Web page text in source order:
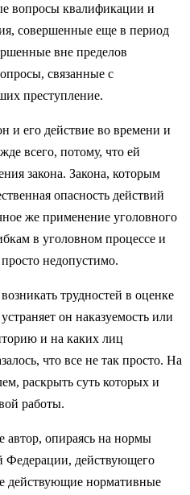
вопросы квалификации и
совершенные еще в период
вне пределов
связанные с
преступление.
и его действие во времени и
всего, потому, что ей
закона. Закона, которым
опасность действий
же применение уголовного
в уголовном процессе и
недопустимо.
трудностей в оценке
он наказуемость или
и на каких лиц
что все не так просто. На
раскрыть суть которых и
работы.
автор, опираясь на нормы
Федерации, действующего
действующие нормативные